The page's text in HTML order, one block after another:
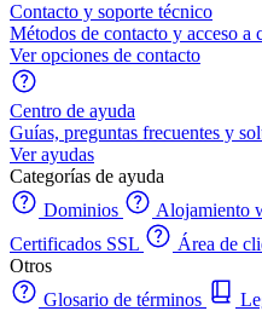
Contacto y soporte técnico
Métodos de contacto y acceso a
Ver opciones de contacto
Centro de ayuda
Guías, preguntas frecuentes y
Ver ayudas
Categorías de ayuda
Dominios
Alojamiento
Certificados SSL
Área de
Otros
Glosario de términos